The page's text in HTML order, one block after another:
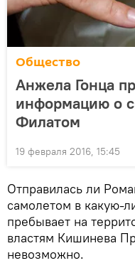
Общество
Анжела Гонца
информацию о
Филатом
19 февраля 2016, 15:45
Отправилась ли
самолетом в какую-
пребывает на
властям Кишинева
невозможно.